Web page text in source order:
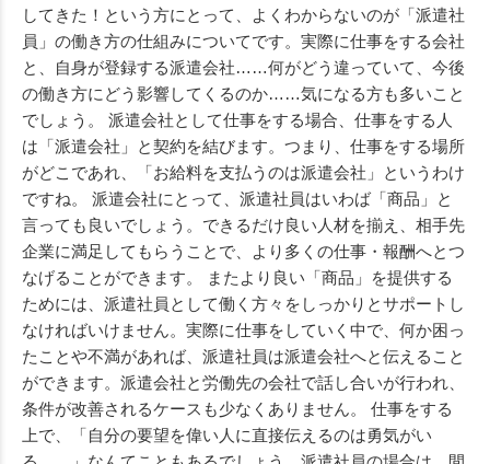
してきた！という方にとって、よくわからないのが「派遣社
員」の働き方の仕組みについてです。実際に仕事をする会社
と、自身が登録する派遣会社……何がどう違っていて、今後
の働き方にどう影響してくるのか……気になる方も多いこと
でしょう。 派遣会社として仕事をする場合、仕事をする人
は「派遣会社」と契約を結びます。つまり、仕事をする場所
がどこであれ、「お給料を支払うのは派遣会社」というわけ
ですね。 派遣会社にとって、派遣社員はいわば「商品」と
言っても良いでしょう。できるだけ良い人材を揃え、相手先
企業に満足してもらうことで、より多くの仕事・報酬へとつ
なげることができます。 またより良い「商品」を提供する
ためには、派遣社員として働く方々をしっかりとサポートし
なければいけません。実際に仕事をしていく中で、何か困っ
たことや不満があれば、派遣社員は派遣会社へと伝えること
ができます。派遣会社と労働先の会社で話し合いが行われ、
条件が改善されるケースも少なくありません。 仕事をする
上で、「自分の要望を偉い人に直接伝えるのは勇気がい